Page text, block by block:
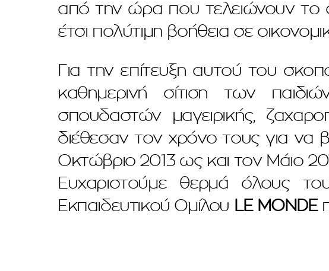
από την ώρα που τελειώνουν το
έτσι πολύτιμη βοήθεια σε
Για την επίτευξη αυτού του
καθημερινή σίτιση των
σπουδαστών μαγειρικής,
διέθεσαν τον χρόνο τους για
Οκτώβριο 2013 ως και τον Μάιο
Ευχαριστούμε θερμά όλους
Εκπαιδευτικού Ομίλου LE MONDE